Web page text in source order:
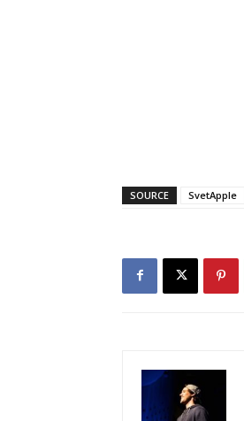
SOURCE SvetApple